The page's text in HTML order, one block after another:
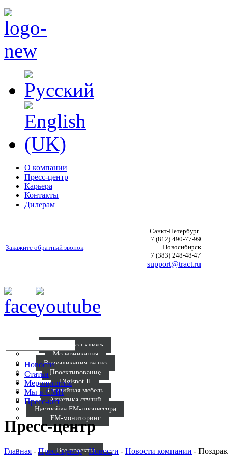
О компании
Пресс-центр
Карьера
Контакты
Дилерам
Закажите обратный звонок
Санкт-Петербург
+7 (812) 490-77-99
Новосибирск
+7 (383) 248-48-47
support@tract.ru
Радио «под ключ»
Модернизация
Визуализация радио
Проектирование
Digispot II
Студийная мебель
Акустика студий
Настройка FM-процессора
FM-мониторинг
Все проекты
Новости
Статьи
Мероприятия
Мы в СМИ
Пресс-кит
Пресс-центр
Главная - Пресс-центр-Новости - Новости компании -